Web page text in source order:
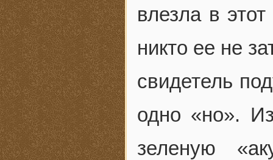
влезла в
никто ее не
свидетель
одно «но».
зеленую